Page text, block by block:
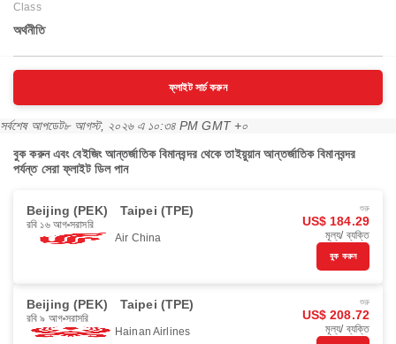
Class
অর্থনীতি
ফ্লাইট সার্চ করুন
সর্বশেষ আপডেট৮ আগস্ট, ২০২৬ এ ১০:৩৪ PM GMT +০
বুক করুন এবং বেইজিং আন্তর্জাতিক বিমানবন্দর থেকে তাইয়ুয়ান আন্তর্জাতিক বিমানবন্দর
পর্যন্ত সেরা ফ্লাইট ডিল পান
Beijing (PEK) Taipei (TPE)
রবি ১৬ আগ সরাসরি
Air China
শুরু
US$ 184.29
মূল্য/ ব্যক্তি
বুক করুন
Beijing (PEK) Taipei (TPE)
রবি ৯ আগ সরাসরি
Hainan Airlines
শুরু
US$ 208.72
মূল্য/ ব্যক্তি